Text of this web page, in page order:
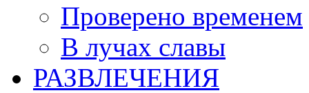
Проверено временем
В лучах славы
РАЗВЛЕЧЕНИЯ